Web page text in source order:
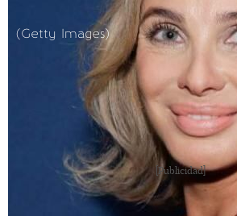
(Getty Images)
[Publicidad]